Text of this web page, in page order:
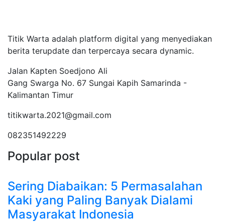
Titik Warta adalah platform digital yang menyediakan
berita terupdate dan terpercaya secara dynamic.
Jalan Kapten Soedjono Ali
Gang Swarga No. 67 Sungai Kapih Samarinda -
Kalimantan Timur
titikwarta.2021@gmail.com
082351492229
Popular post
Sering Diabaikan: 5 Permasalahan
Kaki yang Paling Banyak Dialami
Masyarakat Indonesia